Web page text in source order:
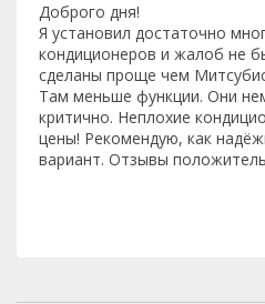
Доброго дня!
Я установил достаточно
кондиционеров и жалоб не
сделаны проще чем
Там меньше функции. Они
критично. Неплохие
цены! Рекомендую, как
вариант. Отзывы